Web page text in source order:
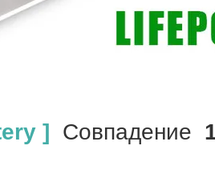
] Совпадение